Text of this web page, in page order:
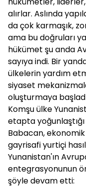
alırlar. Aslında
da çok karmaşık,
ama bu doğruları
hükümet şu anda
sayıya indi. Bir
ülkelerin yardım
siyaset
oluşturmaya
Komşu ülke
etapta
Babacan,
gayrisafi yurtiçi
Yunanistan'ın
entegrasyonunun
şöyle devam etti: